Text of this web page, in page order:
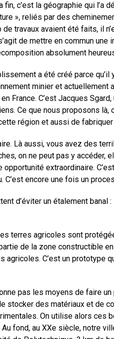
c’est la géographie qui l’a
», reliés par des
travaux avaient été faits, il
de mettre en commun
absolument
a été créé parce
minier et actuellement
France. C’est Jacques
Ce que nous proposons là,
région et aussi de fabriquer
Là aussi, vous avez des
on ne peut pas y accéder,
extraordinaire.
C’est encore une fois un
d’éviter un étalement banal
terres agricoles sont
de la zone constructible
C’est un prototype
pas les moyens de faire
stocker des matériaux et de
On utilise alors
fond, au XXe siècle, notre